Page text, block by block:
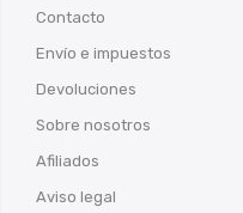
Contacto
Envío e impuestos
Devoluciones
Sobre nosotros
Afiliados
Aviso legal